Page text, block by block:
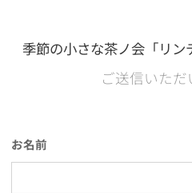
さな茶ノ会「リンデ
ご送信いた
お名前